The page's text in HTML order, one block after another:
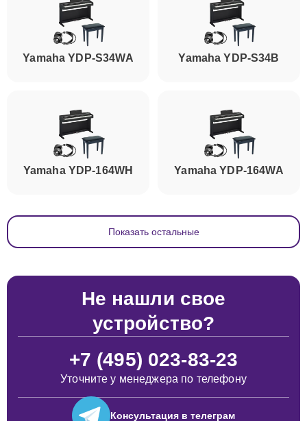
Yamaha YDP-S34WA Yamaha YDP-S34B
Yamaha YDP-164WH Yamaha YDP-164WA
Показать остальные
Не нашли свое
устройство?
+7 (495) 023-83-23
Уточните у менеджера по телефону
Консультация в телеграм